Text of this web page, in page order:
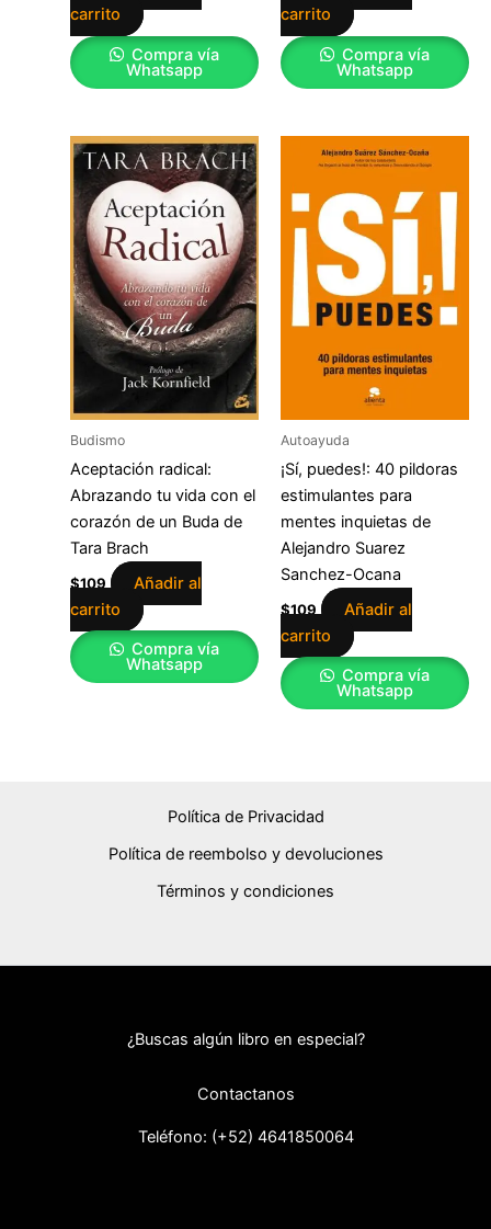
carrito
Compra vía
Whatsapp
carrito
Compra vía
Whatsapp
Budismo
Aceptación radical:
Abrazando tu vida con el
corazón de un Buda de
Tara Brach
$109
Añadir al
carrito
Compra vía
Whatsapp
Autoayuda
¡Sí, puedes!: 40 pildoras
estimulantes para
mentes inquietas de
Alejandro Suarez
Sanchez-Ocana
$109
Añadir al
carrito
Compra vía
Whatsapp
Política de Privacidad
Política de reembolso y devoluciones
Términos y condiciones
¿Buscas algún libro en especial?
Contactanos
Teléfono: (+52) 4641850064